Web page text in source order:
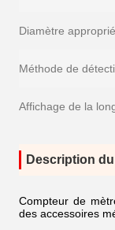
Diamètre
Méthode de
Affichage de la
Description
Compteur de
des accessoires